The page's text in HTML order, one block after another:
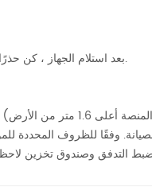
بعد استلام الجهاز ، كن حذرًا متى التفريغ لتجنب التلف غير الضروري لأجزاء الماكينة ، والتحقق من سلامة الأجزاء و المعدات.
وفقًا للظروف المحددة